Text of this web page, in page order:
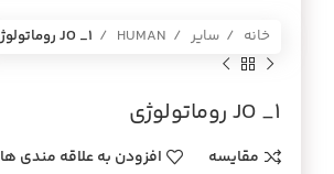
خانه سایر HUMAN JO _1 روماتولوژي
JO _1 روماتولوژي
مقایسه افزودن به علاقه مندی ها